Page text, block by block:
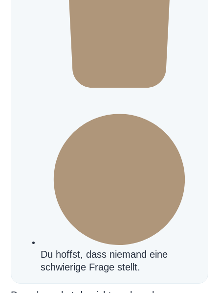
Du hoffst, dass niemand eine
schwierige Frage stellt.